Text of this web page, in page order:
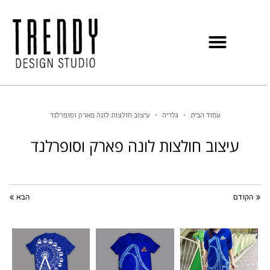
עמוד הבית • גלריה • עיצוב חולצות לונה פארק וסופרלנד
עיצוב חולצות לונה פארק וסופרלנד
« הקודם הבא »